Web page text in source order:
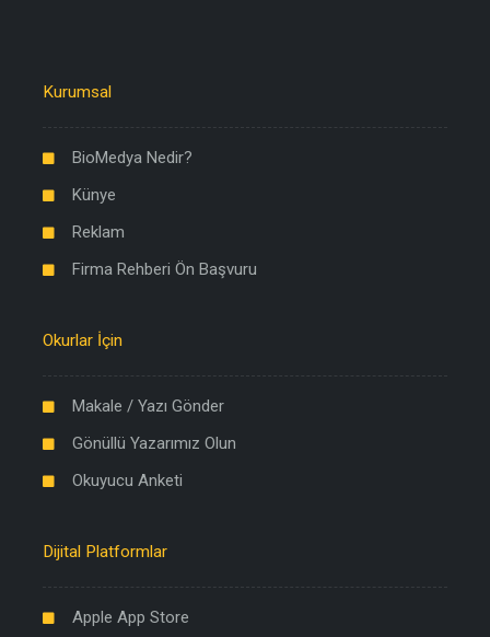
Kurumsal
BioMedya Nedir?
Künye
Reklam
Firma Rehberi Ön Başvuru
Okurlar İçin
Makale / Yazı Gönder
Gönüllü Yazarımız Olun
Okuyucu Anketi
Dijital Platformlar
Apple App Store